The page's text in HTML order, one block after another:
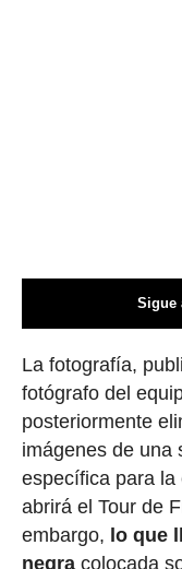
Sigue
La fotografía,
fotógrafo del
posteriormente
imágenes de una
específica para la
abrirá el Tour de
embargo, lo que
negra colocada